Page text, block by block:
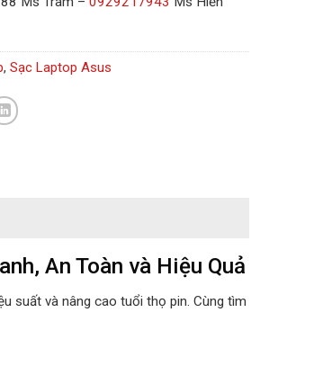
, Sạc Laptop Asus
An Toàn và Hiệu Quả
suất và nâng cao tuổi thọ pin. Cùng tìm